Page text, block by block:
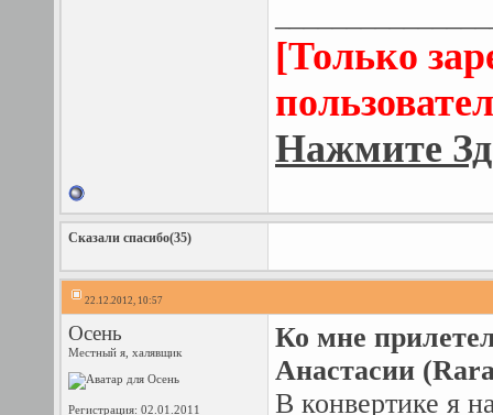
[Только
Нажмите
Сказали спасибо(35)
22.12.2012, 10:57
Осень
Местный я, халявщик
Регистрация: 02.01.2011
Ко мне
Анастасии
В конвертике я